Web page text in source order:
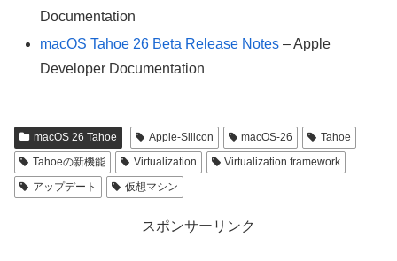
Documentation
macOS Tahoe 26 Beta Release Notes – Apple
Developer Documentation
macOS 26 Tahoe Apple-Silicon macOS-26
Tahoe
Tahoeの新機能
Virtualization
Virtualization.framework
アップデート
仮想マシン
スポンサーリンク